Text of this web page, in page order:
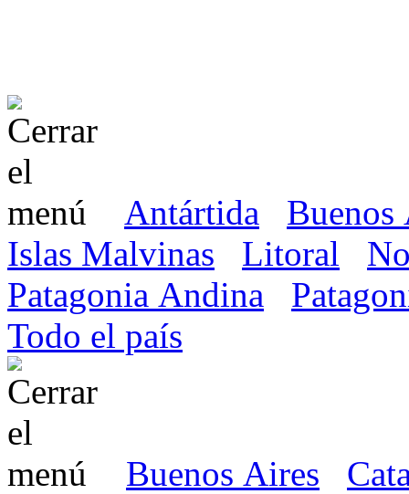
Antártida
Buenos
Islas Malvinas
Litoral
Patagonia Andina
Todo el país
Buenos Aires